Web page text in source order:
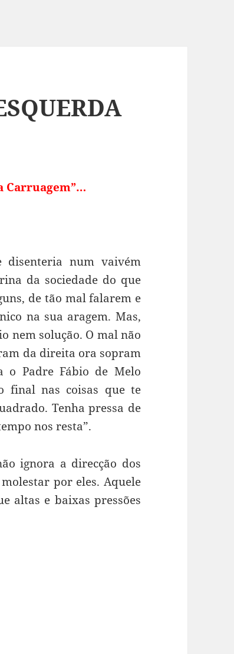
Carruagem”…
disenteria num vaivém
da sociedade do que
de tão mal falarem e
na sua aragem. Mas,
nem solução. O mal não
da direita ora sopram
o Padre Fábio de Melo
final nas coisas que te
Tenha pressa de
nos resta”.
ignora a direcção dos
por eles. Aquele
altas e baixas pressões